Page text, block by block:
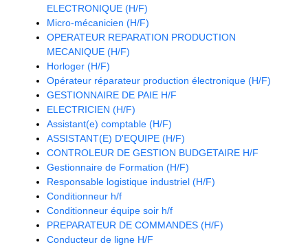
ELECTRONIQUE (H/F)
Micro-mécanicien (H/F)
OPERATEUR REPARATION PRODUCTION
MECANIQUE (H/F)
Horloger (H/F)
Opérateur réparateur production électronique (H/F)
GESTIONNAIRE DE PAIE H/F
ELECTRICIEN (H/F)
Assistant(e) comptable (H/F)
ASSISTANT(E) D'EQUIPE (H/F)
CONTROLEUR DE GESTION BUDGETAIRE H/F
Gestionnaire de Formation (H/F)
Responsable logistique industriel (H/F)
Conditionneur h/f
Conditionneur équipe soir h/f
PREPARATEUR DE COMMANDES (H/F)
Conducteur de ligne H/F